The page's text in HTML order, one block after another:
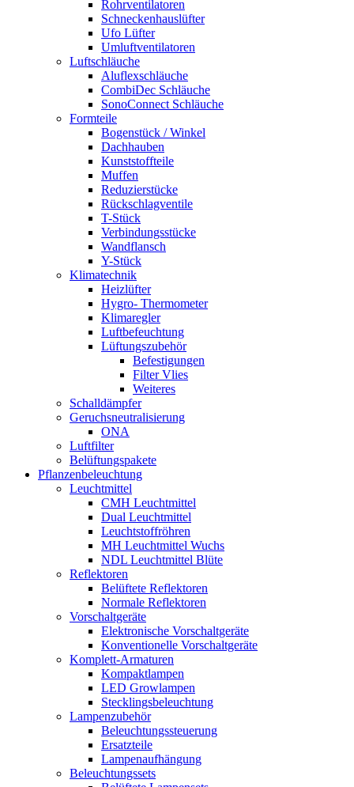
Rohrventilatoren
Schneckenhauslüfter
Ufo Lüfter
Umluftventilatoren
Luftschläuche
Aluflexschläuche
CombiDec Schläuche
SonoConnect Schläuche
Formteile
Bogenstück / Winkel
Dachhauben
Kunststoffteile
Muffen
Reduzierstücke
Rückschlagventile
T-Stück
Verbindungsstücke
Wandflansch
Y-Stück
Klimatechnik
Heizlüfter
Hygro- Thermometer
Klimaregler
Luftbefeuchtung
Lüftungszubehör
Befestigungen
Filter Vlies
Weiteres
Schalldämpfer
Geruchsneutralisierung
ONA
Luftfilter
Belüftungspakete
Pflanzenbeleuchtung
Leuchtmittel
CMH Leuchtmittel
Dual Leuchtmittel
Leuchtstoffröhren
MH Leuchtmittel Wuchs
NDL Leuchtmittel Blüte
Reflektoren
Belüftete Reflektoren
Normale Reflektoren
Vorschaltgeräte
Elektronische Vorschaltgeräte
Konventionelle Vorschaltgeräte
Komplett-Armaturen
Kompaktlampen
LED Growlampen
Stecklingsbeleuchtung
Lampenzubehör
Beleuchtungssteuerung
Ersatzteile
Lampenaufhängung
Beleuchtungssets